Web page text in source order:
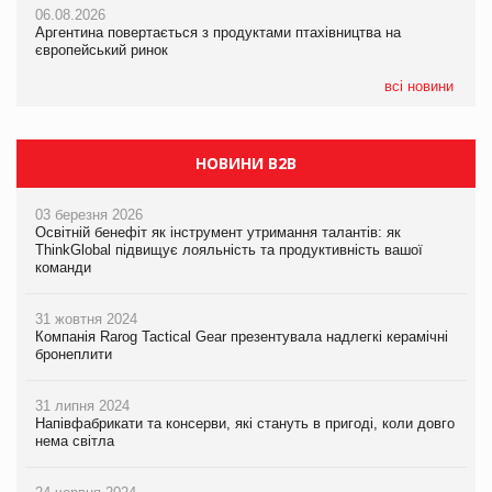
06.08.2026
Аргентина повертається з продуктами птахівництва на
європейський ринок
всі новини
Смачне поповнення дитячого меню: у VARUS з’явилися
новинки від ТМ ТОКЕРИ
06.08.2026
Аргентина повертається з продуктами птахівництва на
європейський ринок
НОВИНИ B2B
03 березня 2026
Освітній бенефіт як інструмент утримання талантів: як
ThinkGlobal підвищує лояльність та продуктивність вашої
команди
31 жовтня 2024
Компанія Rarog Tactical Gear презентувала надлегкі керамічні
бронеплити
31 липня 2024
Напівфабрикати та консерви, які стануть в пригоді, коли довго
нема світла